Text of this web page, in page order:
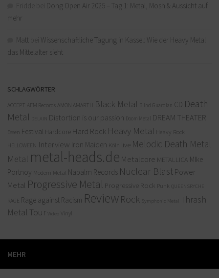
Dong Open Air 2025 – Tag 1: Metal, Mosh & Aussicht auf
mehr
Matt
Wissenschaftliche Tagung in Kassel: Wie der Heavy Metal
das Mittelalter sieht
SCHLAGWÖRTER
ACCEPT AFM Records AMON AMARTH Black Metal Blind Guardian CD Death
Metal
DELAIN Distortion is our passion Doom Metal DREAM THEATER
Essen Festival Hardcore Hard Rock Heavy Metal Heavy Rock
HELLOWEEN Interview Iron Maiden Köln live Melodic Death Metal
Metal metal-heads.de Metalcore METALLICA MIke
Portnoy Modern Metal Napalm Records Nuclear Blast Power
Metal Progressive Metal Progressive Rock Punk QUEENSRYCHE
RAGE Rage against Racism Review Rock Symphonic Metal
Thrash
Metal Tour Video Vinyl
MEHR